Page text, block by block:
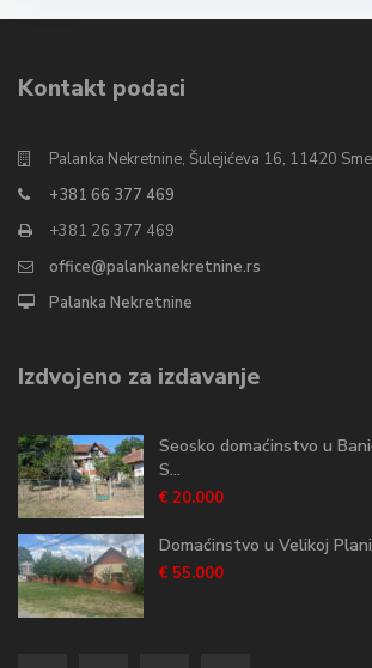
Kontakt podaci
Palanka Nekretnine, Šulejićeva 16, 11420
+381 66 377 469
+381 26 377 469
office@palankanekretnine.rs
Palanka Nekretnine
Izdvojeno za izdavanje
Seosko domaćinstvo u
S...
€ 20.000
Domaćinstvo u Velikoj Plani
€ 55.000